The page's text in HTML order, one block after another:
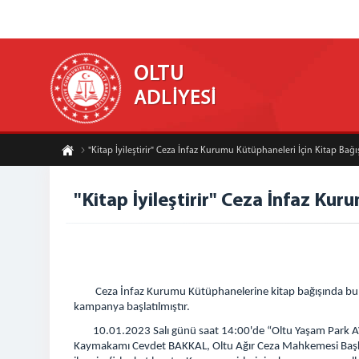
OLTU
ADLİYESİ
"Kitap İyileştirir" Ceza İnfaz Kurumu Kütüphaneleri İçin Kitap
"Kitap İyileştirir" Ceza İnfaz
Ceza İnfaz Kurumu Kütüphanelerine kitap bağışında
kampanya başlatılmıştır.
10.01.2023 Salı günü saat 14:00'de “Oltu Yaşam Park
Kaymakamı Cevdet BAKKAL, Oltu Ağır Ceza Mahkemesi